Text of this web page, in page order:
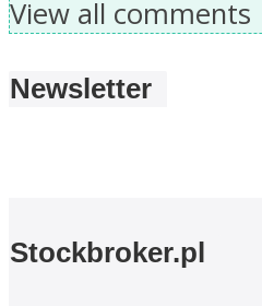
View all comments
Newsletter
Stockbroker.pl